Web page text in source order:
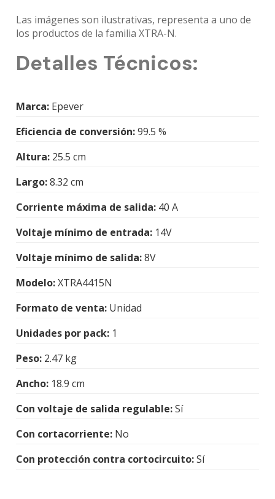
Las imágenes son ilustrativas, representa a uno de
los productos de la familia XTRA-N.
Detalles Técnicos:
Marca: Epever
Eficiencia de conversión:99.5 %
Altura: 25.5 cm
Largo:8.32 cm
Corriente máxima de salida: 40 A
Voltaje mínimo de entrada: 14V
Voltaje mínimo de salida:8V
Modelo:XTRA4415N
Formato de venta: Unidad
Unidades por pack: 1
Peso: 2.47 kg
Ancho: 18.9 cm
Con voltaje de salida regulable:Sí
Con cortacorriente: No
Con protección contra cortocircuito:Sí